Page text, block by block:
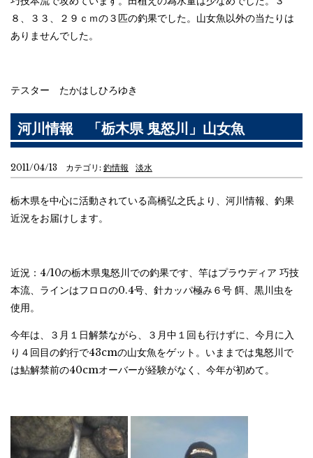
８、３３、２９ｃｍの３匹の釣果でした。山女魚以外の当たりは
ありませんでした。
テスター たかはしひろゆき
河川情報 「栃木県 鬼怒川」山女魚
2011/04/13 カテゴリ: 釣情報 淡水
栃木県を中心に活動されている高橋弘之氏より、河川情報、釣果
近況をお届けします。
近況：4/10の栃木県鬼怒川での釣果です、竿はプラウディア 巧技
本流、ラインはフロロの0.4号、針カッパ極み６号 餌、黒川虫を
使用。
今年は、３月１日解禁ながら、３月中１回も行けずに、今月に入
り４回目の釣行で43cmの山女魚をゲット。いままでは鬼怒川で
は鮎解禁前の40cmオーバーが経験がなく、今年が初めて。